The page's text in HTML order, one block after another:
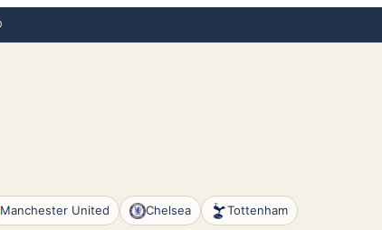
Manchester United Chelsea Tottenham